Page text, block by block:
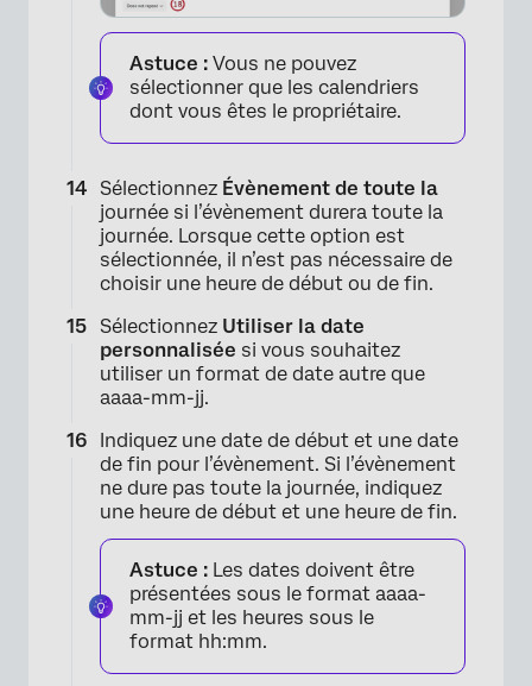
×
Astuce : Vous ne pouvez
sélectionner que les calendriers
dont vous êtes le propriétaire.
Sélectionnez Évènement de toute la
journée si l’évènement durera toute la
journée. Lorsque cette option est
sélectionnée, il n’est pas nécessaire de
choisir une heure de début ou de fin.
Sélectionnez Utiliser la date
personnalisée si vous souhaitez
utiliser un format de date autre que
aaaa-mm-jj.
Indiquez une date de début et une date
de fin pour l’évènement. Si l’évènement
ne dure pas toute la journée, indiquez
une heure de début et une heure de fin.
Astuce : Les dates doivent être
présentées sous le format aaaa-
mm-jj et les heures sous le
format hh:mm.